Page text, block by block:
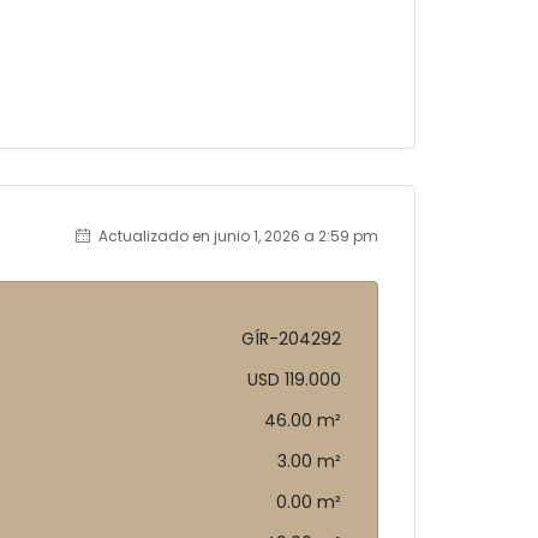
Actualizado en junio 1, 2026 a 2:59 pm
GÍR-204292
USD 119.000
46.00 m²
3.00 m²
0.00 m²